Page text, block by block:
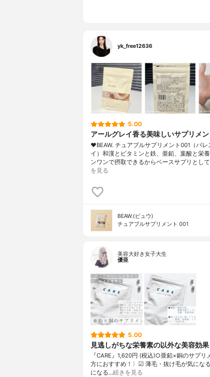
yk_free12636
5.00
アールグレイ香る美味しいサプリメン
❤︎BEAW. チュアブルサプリメント001（パレ
イ）和漢とビタミンと鉄、亜鉛、葉酸と栄
ンワンで摂取できるからベースサプリとし
を見る
BEAW.(ビュウ)
チュアブルサプリメント 001
美容大好き女子大生
優亜
5.00
見逃しがちな栄養素の以外な美容効果
『CARE』1,620円 (税込)○亜鉛×銅のサプリ
方におすすめ！〉︎︎︎︎︎︎☑︎ 薄毛・抜け毛が気にな
になる︎︎…続きを見る